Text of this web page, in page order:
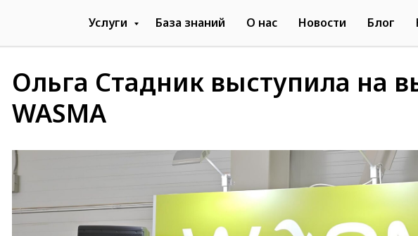
Услуги База знаний О нас Новости Блог
Ольга Стадник выступила на
WASMA